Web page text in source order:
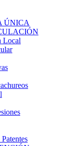
ÚNICA
Local